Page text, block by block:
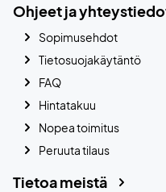
Ohjeet ja
Sopimusehdot
Tietosuojakäytäntö
FAQ
Hintatakuu
Nopea toimitus
Peruuta tilaus
Tietoa meistä